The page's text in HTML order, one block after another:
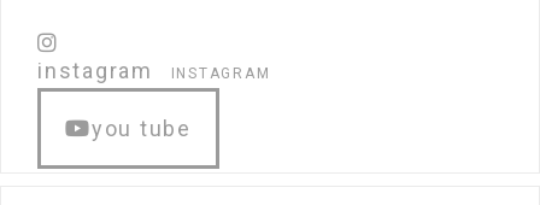
instagram INSTAGRAM
you tube